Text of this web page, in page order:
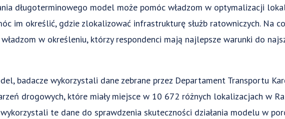
długoterminowego model może pomóc władzom w optymalizacji
im określić, gdzie zlokalizować infrastrukturę służb ratowniczych. Na
w określeniu, którzy respondenci mają najlepsze warunki do
badacze wykorzystali dane zebrane przez Departament Transportu
drogowych, które miały miejsce w 10 672 różnych lokalizacjach w
wykorzystali te dane do sprawdzenia skuteczności działania modelu w